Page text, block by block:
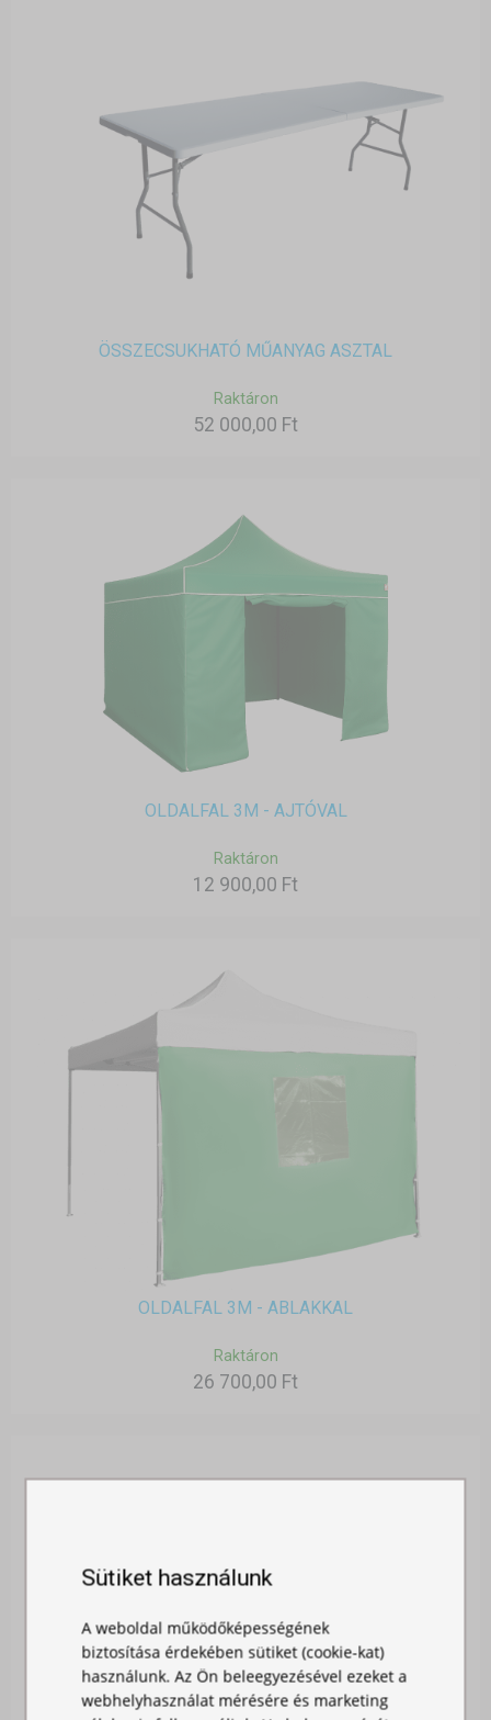
ÖSSZECSUKHATÓ MŰANYAG ASZTAL
Raktáron
52 000,00 Ft
OLDALFAL 3M - AJTÓVAL
Raktáron
12 900,00 Ft
OLDALFAL 3M - ABLAKKAL
Raktáron
26 700,00 Ft
Sütiket használunk
A weboldal működőképességének
biztosítása érdekében sütiket (cookie-kat)
használunk. Az Ön beleegyezésével ezeket a
webhelyhasználat mérésére és marketing